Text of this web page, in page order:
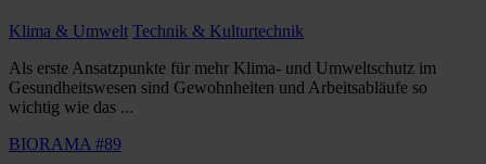
Klima & Umwelt Technik & Kulturtechnik
Als erste Ansatzpunkte für mehr Klima- und Umweltschutz im
Gesundheitswesen sind Gewohnheiten und Arbeitsabläufe so
wichtig wie das ...
BIORAMA #89